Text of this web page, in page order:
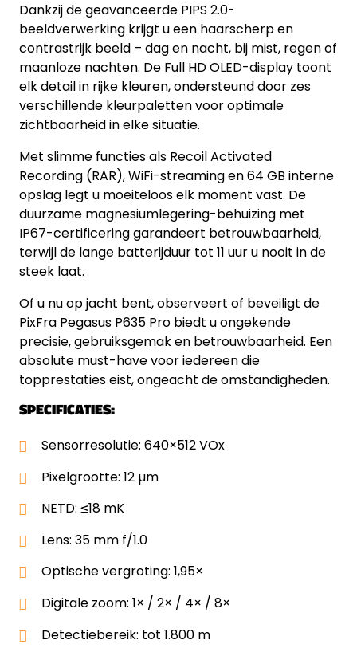
Dankzij de geavanceerde PIPS 2.0-
beeldverwerking krijgt u een haarscherp en
contrastrijk beeld – dag en nacht, bij mist, regen of
maanloze nachten. De Full HD OLED-display toont
elk detail in rijke kleuren, ondersteund door zes
verschillende kleurpaletten voor optimale
zichtbaarheid in elke situatie.
Met slimme functies als Recoil Activated
Recording (RAR), WiFi-streaming en 64 GB interne
opslag legt u moeiteloos elk moment vast. De
duurzame magnesiumlegering-behuizing met
IP67-certificering garandeert betrouwbaarheid,
terwijl de lange batterijduur tot 11 uur u nooit in de
steek laat.
Of u nu op jacht bent, observeert of beveiligt de
PixFra Pegasus P635 Pro biedt u ongekende
precisie, gebruiksgemak en betrouwbaarheid. Een
absolute must-have voor iedereen die
topprestaties eist, ongeacht de omstandigheden.
SPECIFICATIES:
Sensorresolutie: 640×512 VOx
Pixelgrootte: 12 µm
NETD: ≤18 mK
Lens: 35 mm f/1.0
Optische vergroting: 1,95×
Digitale zoom: 1× / 2× / 4× / 8×
Detectiebereik: tot 1.800 m